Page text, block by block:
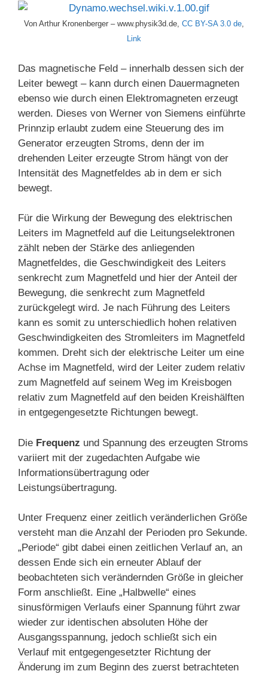
Von Arthur Kronenberger – www.physik3d.de, CC BY-SA 3.0 de,
Link
Das magnetische Feld – innerhalb dessen sich der
Leiter bewegt – kann durch einen Dauermagneten
ebenso wie durch einen Elektromagneten erzeugt
werden. Dieses von Werner von Siemens einführte
Prinnzip erlaubt zudem eine Steuerung des im
Generator erzeugten Stroms, denn der im
drehenden Leiter erzeugte Strom hängt von der
Intensität des Magnetfeldes ab in dem er sich
bewegt.
Für die Wirkung der Bewegung des elektrischen
Leiters im Magnetfeld auf die Leitungselektronen
zählt neben der Stärke des anliegenden
Magnetfeldes, die Geschwindigkeit des Leiters
senkrecht zum Magnetfeld und hier der Anteil der
Bewegung, die senkrecht zum Magnetfeld
zurückgelegt wird. Je nach Führung des Leiters
kann es somit zu unterschiedlich hohen relativen
Geschwindigkeiten des Stromleiters im Magnetfeld
kommen. Dreht sich der elektrische Leiter um eine
Achse im Magnetfeld, wird der Leiter zudem relativ
zum Magnetfeld auf seinem Weg im Kreisbogen
relativ zum Magnetfeld auf den beiden Kreishälften
in entgegengesetzte Richtungen bewegt.
Die Frequenz und Spannung des erzeugten Stroms
variiert mit der zugedachten Aufgabe wie
Informationsübertragung oder
Leistungsübertragung.
Unter Frequenz einer zeitlich veränderlichen Größe
versteht man die Anzahl der Perioden pro Sekunde.
„Periode“ gibt dabei einen zeitlichen Verlauf an, an
dessen Ende sich ein erneuter Ablauf der
beobachteten sich verändernden Größe in gleicher
Form anschließt. Eine „Halbwelle“ eines
sinusförmigen Verlaufs einer Spannung führt zwar
wieder zur identischen absoluten Höhe der
Ausgangsspannung, jedoch schließt sich ein
Verlauf mit entgegengesetzter Richtung der
Änderung im zum Beginn des zuerst betrachteten